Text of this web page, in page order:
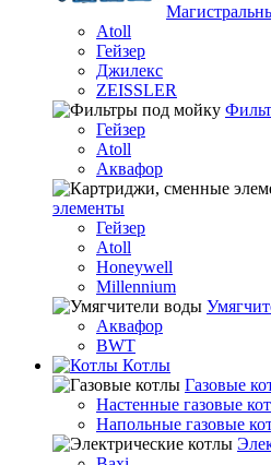
Atoll
Гейзер
Джилекс
ZEISSLER
Гейзер
Atoll
Аквафор
элементы
Гейзер
Atoll
Honeywell
Millennium
Аквафор
BWT
Котлы
Гaзовые
Настенные газовые
Напольные газовые